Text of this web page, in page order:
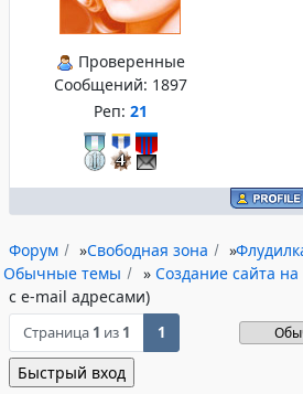
Проверенные
Сообщений: 1897
Реп: 21
Форум »Свободная зона »
Обычные темы
» Создание сайта
с e-mail адресами)
Страница 1 из 1 1